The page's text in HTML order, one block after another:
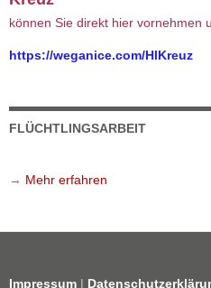
können Sie direkt hier vornehmen
https://weganice.com/HlKreuz
FLÜCHTLINGSARBEIT
→ Mehr erfahren
Impressum |